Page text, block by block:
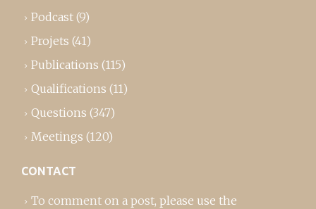
Podcast (9)
Projets (41)
Publications (115)
Qualifications (11)
Questions (347)
Meetings (120)
CONTACT
To comment on a post, please use the